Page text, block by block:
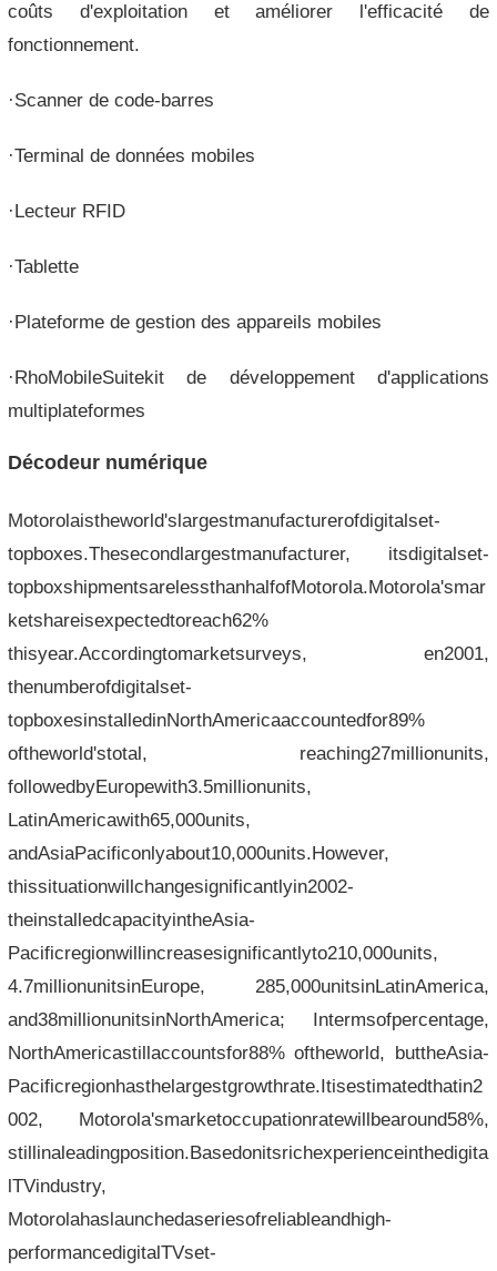
coûts d'exploitation et améliorer l'efficacité de
fonctionnement.
·Scanner de code-barres
·Terminal de données mobiles
·Lecteur RFID
·Tablette
·Plateforme de gestion des appareils mobiles
·RhoMobileSuitekit de développement d'applications
multiplateformes
Décodeur numérique
Motorolaistheworld'slargestmanufacturerofdigitalset-
topboxes.Thesecondlargestmanufacturer, itsdigitalset-
topboxshipmentsarelessthanhalfofMotorola.Motorola'smar
ketshareisexpectedtoreach62%
thisyear.Accordingtomarketsurveys, en2001,
thenumberofdigitalset-
topboxesinstalledinNorthAmericaaccountedfor89%
oftheworld'stotal, reaching27millionunits,
followedbyEuropewith3.5millionunits,
LatinAmericawith65,000units,
andAsiaPacificonlyabout10,000units.However,
thissituationwillchangesignificantlyin2002-
theinstalledcapacityintheAsia-
Pacificregionwillincreasesignificantlyto210,000units,
4.7millionunitsinEurope, 285,000unitsinLatinAmerica,
and38millionunitsinNorthAmerica; Intermsofpercentage,
NorthAmericastillaccountsfor88% oftheworld, buttheAsia-
Pacificregionhasthelargestgrowthrate.Itisestimatedthatin2
002, Motorola'smarketoccupationratewillbearound58%,
stillinaleadingposition.Basedonitsrichexperienceinthedigita
lTVindustry,
Motorolahaslaunchedaseriesofreliableandhigh-
performancedigitalTVset-